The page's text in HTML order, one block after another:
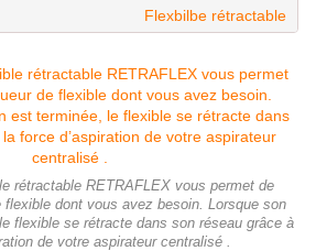
Flexbilbe rétractable
rétractable RETRAFLEX vous permet de
flexible dont vous avez besoin. Lorsque son
flexible se rétracte dans son réseau grâce à
de votre aspirateur centralisé .